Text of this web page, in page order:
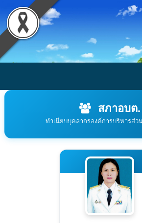
สภาอบต.
ทำเนียบบุคลากรองค์การบริหารส่ว